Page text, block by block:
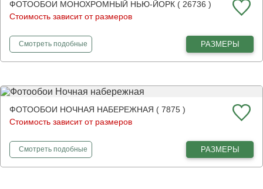
ФОТООБОИ МОНОХРОМНЫЙ НЬЮ-ЙОРК ( 26736 )
Стоимость зависит от размеров
Смотретьфотообои
подобные РАЗМЕРЫ
ФОТООБОИ НОЧНАЯ НАБЕРЕЖНАЯ ( 7875 )
Стоимость зависит от размеров
Смотретьфотообои
подобные РАЗМЕРЫ